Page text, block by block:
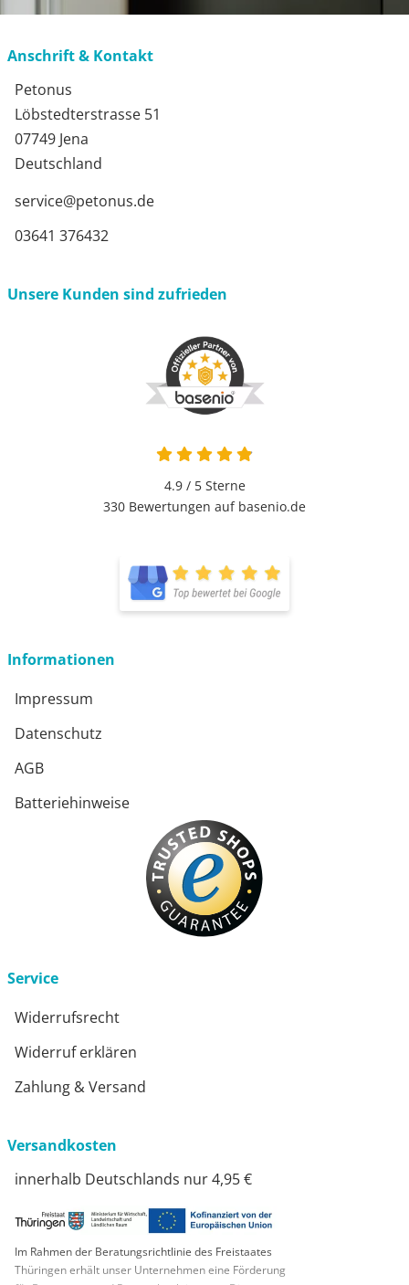
Anschrift & Kontakt
Petonus
Löbstedterstrasse 51
07749 Jena
Deutschland
service@petonus.de
03641 376432
Unsere Kunden sind zufrieden
4.9 / 5Sterne
330 Bewertungen auf basenio.de
Informationen
Impressum
Datenschutz
AGB
Batteriehinweise
Service
Widerrufsrecht
Widerruf erklären
Zahlung & Versand
Versandkosten
innerhalb Deutschlands nur 4,95 €
Im Rahmen der Beratungsrichtlinie des Freistaates
Thüringen erhält unser Unternehmen eine Förderung